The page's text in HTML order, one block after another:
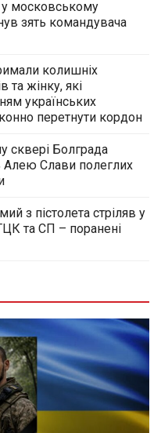
у московському
зять командувача
колишніх
та жінку, які
українських
перетнути кордон
сквері Болграда
Слави полеглих
з пістолета стріляв у
та СП – поранені